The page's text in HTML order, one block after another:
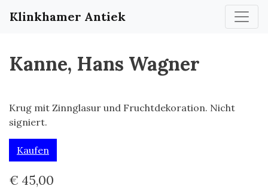
Klinkhamer Antiek
Kanne, Hans Wagner
Krug mit Zinnglasur und Fruchtdekoration. Nicht
signiert.
Kaufen
€ 45,00